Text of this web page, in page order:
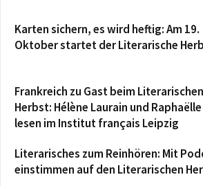
Karten sichern, es wird heftig: Am 19.
Oktober startet der Literarische
Frankreich zu Gast beim Literarischen
Herbst: Hélène Laurain und Raphaëlle
lesen im Institut français Leipzig
Literarisches zum Reinhören: Mit
einstimmen auf den Literarischen